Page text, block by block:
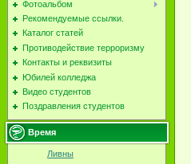
Фотоальбом
Рекомендуемые ссылки.
Каталог статей
Противодействие терроризму
Контакты и реквизиты
Юбилей колледжа
Видео студентов
Поздравления студентов
Время
Ливны